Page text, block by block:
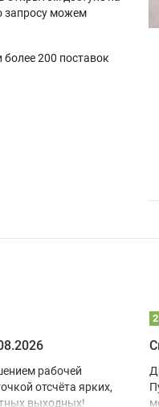
запросу можем
200 поставок
рабочей
отсчёта ярких,
выходных!